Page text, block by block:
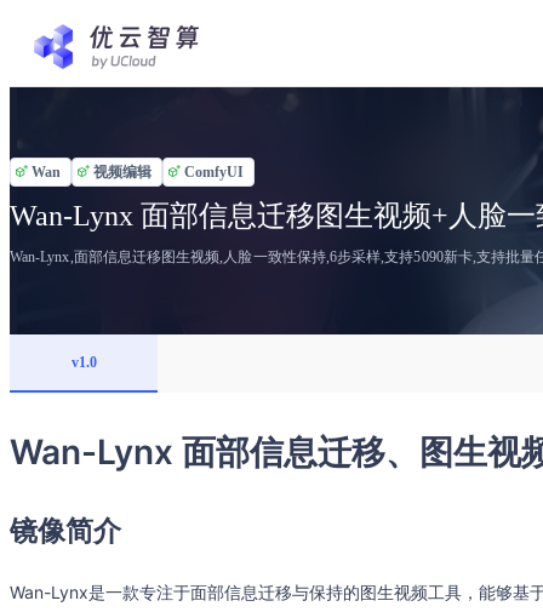
Wan 视频编辑 ComfyUI
Wan-Lynx 面部信息迁移图生视频+人脸
Wan-Lynx,面部信息迁移图生视频,人脸一致性保持,6步采样,支持5090新卡,支持批量
v1.0
Wan-Lynx 面部信息迁移、图生视
镜像简介
Wan-Lynx是一款专注于面部信息迁移与保持的图生视频工具，能够基